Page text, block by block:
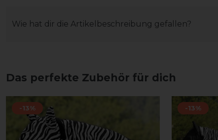
Wie hat dir die Artikelbeschreibung gefallen?
Das perfekte Zubehör für dich
-13% -13%